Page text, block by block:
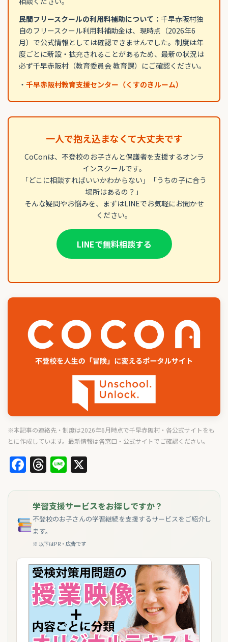
民間フリースクールの利用料補助について： 千早赤阪村独
自のフリースクール利用料補助金は、現時点（2026年6
月）で公式情報としては確認できませんでした。制度は年
度ごとに新設・拡充されることがあるため、最新の状況は
必ず千早赤阪村（教育委員会 教育課）にご確認ください。
・ 千早赤阪村教育支援センター（くすのきルーム）
一人で抱え込まなくて大丈夫です
CoConは、不登校のお子さんと保護者を支援するオンラ
インスクールです。
「どこに相談すればいいかわからない」「うちの子に合う
場所はあるの？」
そんな疑問やお悩みを、まずはLINEでお気軽にお聞かせ
ください。
LINEで無料相談する
※本記事の連絡先・制度は2026年6月時点で千早赤阪村・各公式サイトをも
とに作成しています。最新情報は各窓口・公式サイトでご確認ください。
Facebook
Threads
Line
学習支援サービスをお探しですか？
不登校のお子さんの学習継続を支援するサービスをご紹介し
ます。
※ 以下はPR・広告です